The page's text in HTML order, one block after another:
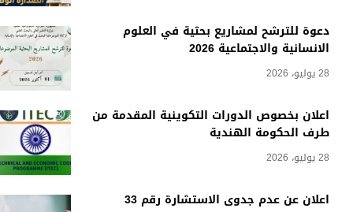
دعوة للترشح لمشاريع بحثية في العلوم
الانسانية والاجتماعية 2026
28 يوليو، 2026
اعلان بخصوص الدورات التكوينية المقدمة من
طرف الحكومة الهندية
28 يوليو، 2026
اعلان عن عدم جدوى الاستشارة رقم 33